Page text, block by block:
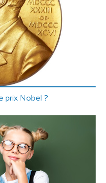
prix Nobel ?